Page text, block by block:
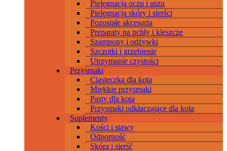
Pielęgnacja oczu i uszu
Pielęgnacja skóry i sierści
Pozostałe akcesoria
Preparaty na pchły i kleszcze
Szampony i odżywki
Szczotki i grzebienie
Utrzymanie czystości
Przysmaki
Ciasteczka dla kota
Miękkie przysmaki
Pasty dla kota
Przysmaki odkłaczające dla kota
Suplementy
Kości i stawy
Odporność
Skóra i sierść